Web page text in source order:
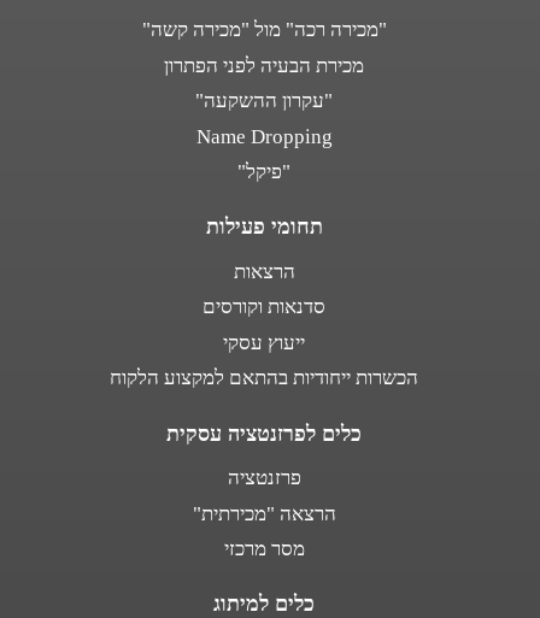
"מכירה רכה" מול "מכירה קשה"
מכירת הבעיה לפני הפתרון
"עקרון ההשקעה"
Name Dropping
"פיקל"
תחומי פעילות
הרצאות
סדנאות וקורסים
ייעוץ עסקי
הכשרות ייחודיות בהתאם למקצוע הלקוח
כלים לפרזנטציה עסקית
פרזנטציה
הרצאה "מכירתית"
מסר מרכזי
כלים למיתוג